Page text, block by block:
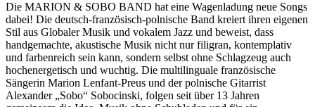
Die MARION & SOBO BAND hat eine Wagenladung neue Songs
dabei! Die deutsch-französisch-polnische Band kreiert ihren eigenen
Stil aus Globaler Musik und vokalem Jazz und beweist, dass
handgemachte, akustische Musik nicht nur filigran, kontemplativ
und farbenreich sein kann, sondern selbst ohne Schlagzeug auch
hochenergetisch und wuchtig. Die multilinguale französische
Sängerin Marion Lenfant-Preus und der polnische Gitarrist
Alexander „Sobo“ Sobocinski, folgen seit über 13 Jahren